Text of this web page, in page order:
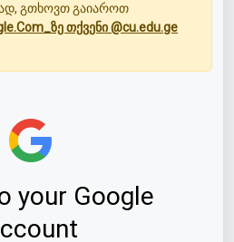
გთხოვთ გაიაროთ
თქვენი @cu.edu.ge